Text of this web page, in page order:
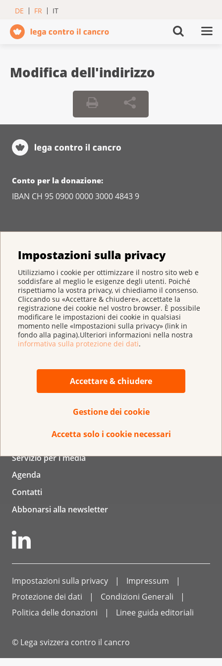
Impostazioni sulla privacy
Utilizziamo i cookie per ottimizzare il nostro sito web e
soddisfare al meglio le esigenze degli utenti. Poiché
rispettiamo la vostra privacy, vi chiediamo il consenso.
Cliccando su «Accettare & chiudere», accettate la
registrazione dei cookie nel vostro browser. È possibile
modificare le impostazioni dei cookie in qualsiasi
momento nelle «Impostazioni sulla privacy» (link in
fondo alla pagina).Ulteriori informazioni nella nostra
informativa sulla protezione dei dati.
Accettare & chiudere
Gestione dei cookie
Accetta solo i cookie necessari
DE FR IT
Modifica dell'indirizzo
Conto per la donazione:
IBAN CH 95 0900 0000 3000 4843 9
Lega svizzera contro il cancro
Effingerstrasse 40
Casella postale
3001 Berna
031 389 91 00
La Lega nella Sua regione
InfoCancro
0800 11 88 11
infocancro@legacancro.ch
Servizio per i media
Agenda
Contatti
Abbonarsi alla newsletter
Impostazioni sulla privacy
Impressum
Protezione dei dati
Condizioni Generali
Politica delle donazioni
Linee guida editoriali
© Lega svizzera contro il cancro